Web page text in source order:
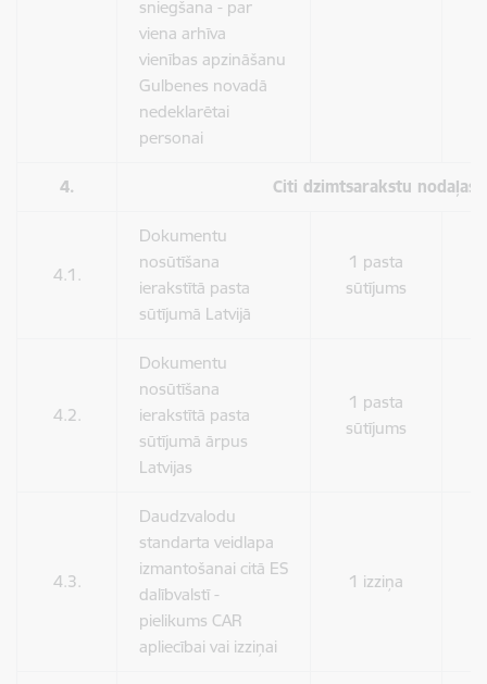
sniegšana - par
viena arhīva
vienības apzināšanu
Gulbenes novadā
nedeklarētai
personai
4. Citi dzimtsarakstu nodaļas
4.1.
Dokumentu
nosūtīšana
ierakstītā pasta
sūtījumā Latvijā
1 pasta
sūtījums
4.2.
Dokumentu
nosūtīšana
ierakstītā pasta
sūtījumā ārpus
Latvijas
1 pasta
sūtījums
4.3.
Daudzvalodu
standarta veidlapa
izmantošanai citā ES
dalībvalstī -
pielikums CAR
apliecībai vai izziņai
1 izziņa